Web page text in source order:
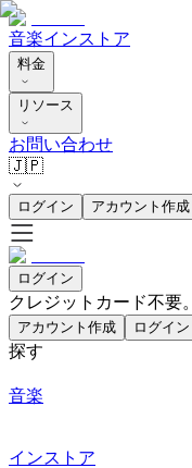
音楽インストア
料金
リソース
お問い合わせ
🇯🇵
ログイン アカウント作成
ログイン
クレジットカード不要
アカウント作成 ログイン
探す
音楽
インストア